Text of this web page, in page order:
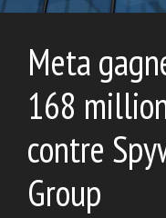
Meta
168
contre
Group